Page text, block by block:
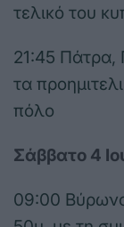
τελικό του
21:45 Πάτρα,
τα
πόλο
Σάββατο 4
09:00